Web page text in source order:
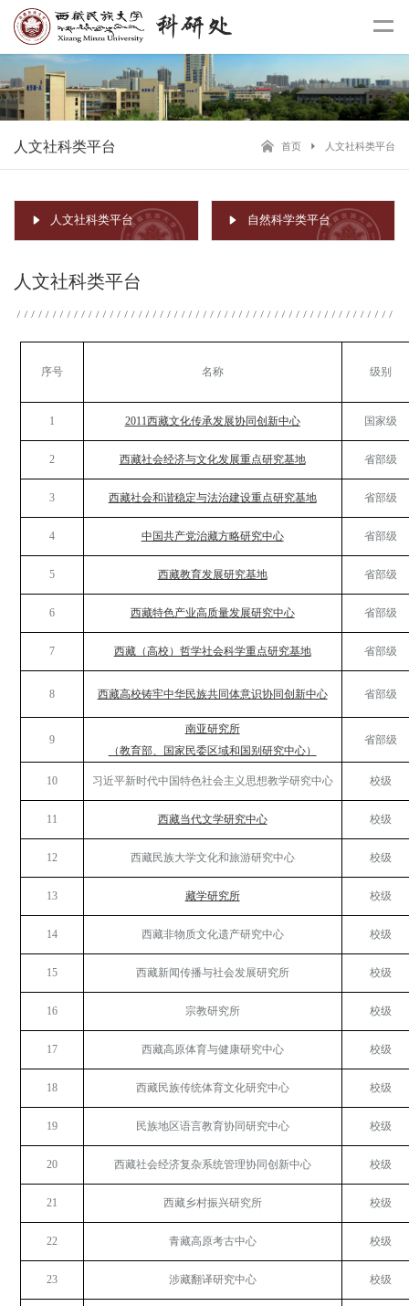
人文社科类平台 首页 人文社科类平台
人文社科类平台 自然科学类平台
人文社科类平台
序号 名称 级别
1 2011西藏文化传承发展协同创新中心 国家级
2 西藏社会经济与文化发展重点研究基地 省部级
3 西藏社会和谐稳定与法治建设重点研究基地 省部级
4 中国共产党治藏方略研究中心 省部级
5 西藏教育发展研究基地 省部级
6 西藏特色产业高质量发展研究中心 省部级
7 西藏（高校）哲学社会科学重点研究基地 省部级
8 西藏高校铸牢中华民族共同体意识协同创新中心 省部级
9
南亚研究所
（教育部、国家民委区域和国别研究中心）
省部级
10 习近平新时代中国特色社会主义思想教学研究中心 校级
11 西藏当代文学研究中心 校级
12 西藏民族大学文化和旅游研究中心 校级
13 藏学研究所 校级
14 西藏非物质文化遗产研究中心 校级
15 西藏新闻传播与社会发展研究所 校级
16 宗教研究所 校级
17 西藏高原体育与健康研究中心 校级
18 西藏民族传统体育文化研究中心 校级
19 民族地区语言教育协同研究中心 校级
20 西藏社会经济复杂系统管理协同创新中心 校级
21 西藏乡村振兴研究所 校级
22 青藏高原考古中心 校级
23 涉藏翻译研究中心 校级